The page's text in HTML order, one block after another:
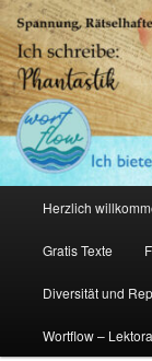
Zum
primären
Inhalt
springen
Zum
sekundären
Inhalt
springenAmalia
Herzlich
Gratis Texte
Diversität und
Wortflow –